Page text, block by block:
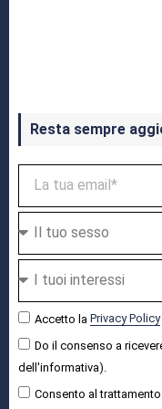
Resta sempre
Accetto la Privacy Policy
Do il consenso a
dell'informativa).
Consento al